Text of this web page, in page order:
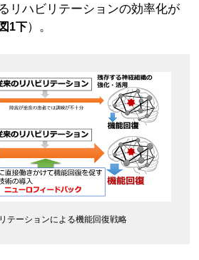
リハビリテーションの効率化が
図1下）。
テーションによる機能回復戦略